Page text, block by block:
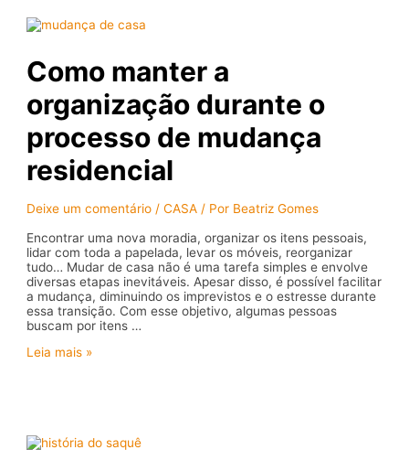
Como manter a
organização durante o
processo de mudança
residencial
Deixe um comentário /CASA / Por Beatriz Gomes
Encontrar uma nova moradia, organizar os itens pessoais,
lidar com toda a papelada, levar os móveis, reorganizar
tudo… Mudar de casa não é uma tarefa simples e envolve
diversas etapas inevitáveis. Apesar disso, é possível facilitar
a mudança, diminuindo os imprevistos e o estresse durante
essa transição. Com esse objetivo, algumas pessoas
buscam por itens …
Como
processo
de
Leia mais »